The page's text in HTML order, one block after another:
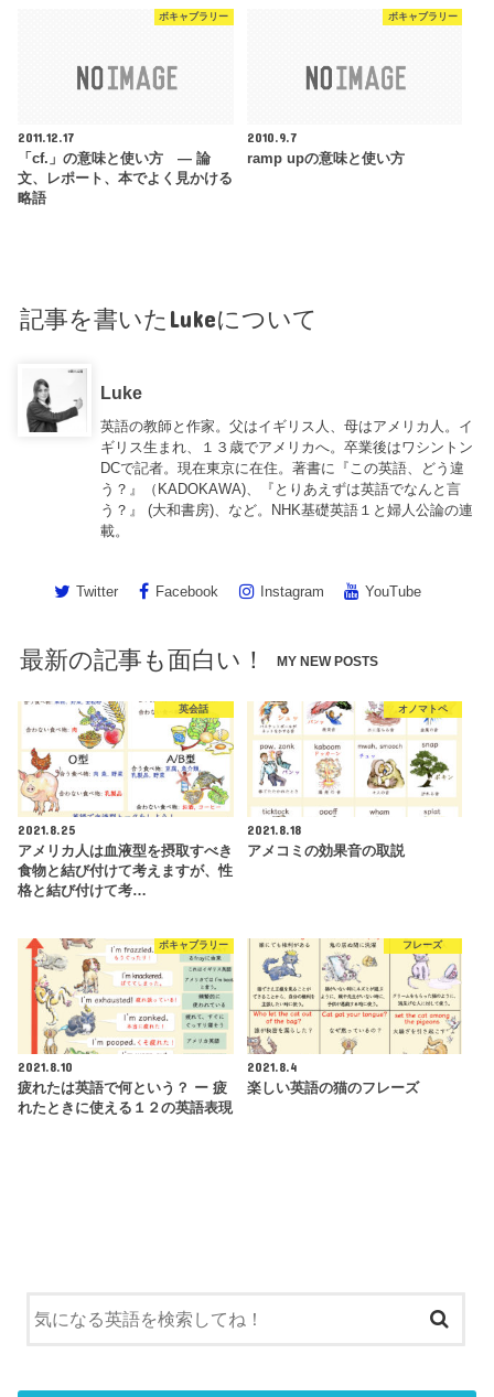
ボキャブラリー
2011.12.17
「cf.」の意味と使い方 — 論
文、レポート、本でよく見かける
略語
ボキャブラリー
2010.9.7
ramp upの意味と使い方
記事を書いたLukeについて
Luke
英語の教師と作家。父はイギリス人、母はアメリカ人。イ
ギリス生まれ、１３歳でアメリカへ。卒業後はワシントン
DCで記者。現在東京に在住。著書に『この英語、どう違
う？』（KADOKAWA)、『とりあえずは英語でなんと言
う？』 (大和書房)、など。NHK基礎英語１と婦人公論の連
載。
Twitter Facebook Instagram YouTube
最新の記事も面白い！ MY NEW POSTS
英会話
2021.8.25
アメリカ人は血液型を摂取すべき
食物と結び付けて考えますが、性
格と結び付けて考…
オノマトペ
2021.8.18
アメコミの効果音の取説
ボキャブラリー
2021.8.10
疲れたは英語で何という？ ー 疲
れたときに使える１２の英語表現
フレーズ
2021.8.4
楽しい英語の猫のフレーズ